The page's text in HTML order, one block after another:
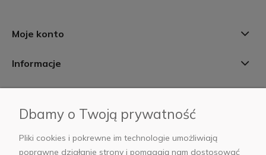
Moje konto
Informacje
AB Foto
Dbamy o Twoją prywatność
Pliki cookies i pokrewne im technologie umożliwiają
poprawne działanie strony i pomagają nam dostosować